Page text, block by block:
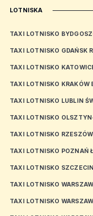
LOTNISKA
TAXI LOTNISKO
TAXI LOTNISKO GDAŃSK
TAXI LOTNISKO
TAXI LOTNISKO KRAKÓW
TAXI LOTNISKO LUBLIN
TAXI LOTNISKO
TAXI LOTNISKO
TAXI LOTNISKO POZNAŃ
TAXI LOTNISKO
TAXI LOTNISKO
TAXI LOTNISKO